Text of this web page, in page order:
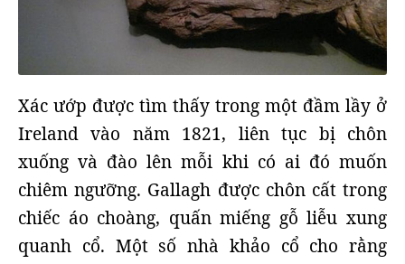
Xác ướp được tìm thấy trong một đầm lầy ở
Ireland vào năm 1821, liên tục bị chôn
xuống và đào lên mỗi khi có ai đó muốn
chiêm ngưỡng. Gallagh được chôn cất trong
chiếc áo choàng, quấn miếng gỗ liễu xung
quanh cổ. Một số nhà khảo cổ cho rằng